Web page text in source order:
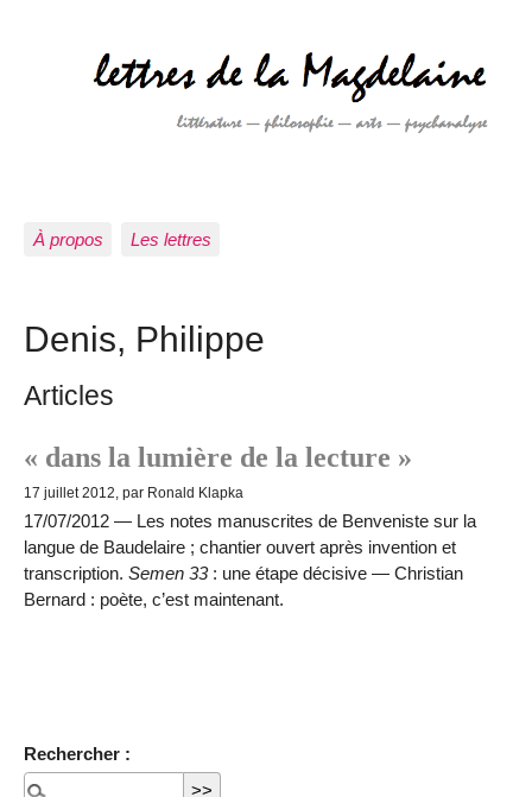
À propos Les lettres
Denis, Philippe
Articles
« dans la lumière de la lecture »
17 juillet 2012, par Ronald Klapka
17/07/2012 — Les notes manuscrites de Benveniste sur la
langue de Baudelaire ; chantier ouvert après invention et
transcription. Semen 33: une étape décisive — Christian
Bernard : poète, c’est maintenant.
Rechercher :